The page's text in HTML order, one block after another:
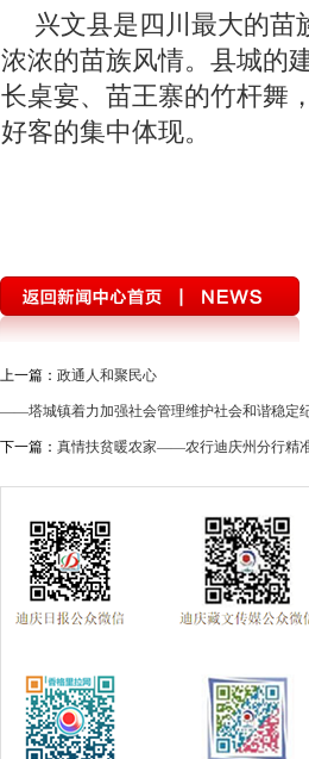
兴文县是四川最大的苗
浓浓的苗族风情。县城的
长桌宴、苗王寨的竹杆舞
好客的集中体现。
上一篇： 政通人和聚民心
——塔城镇着力加强社会管理维护社会和谐稳定
下一篇： 真情扶贫暖农家——农行迪庆州分行精